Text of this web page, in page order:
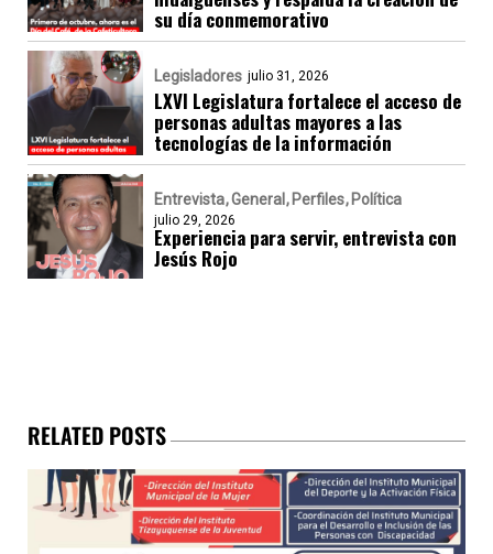
su día conmemorativo
Legisladores julio 31, 2026
LXVI Legislatura fortalece el acceso de
personas adultas mayores a las
tecnologías de la información
Entrevista General Perfiles Política
julio 29, 2026
Experiencia para servir, entrevista con
Jesús Rojo
RELATED POSTS